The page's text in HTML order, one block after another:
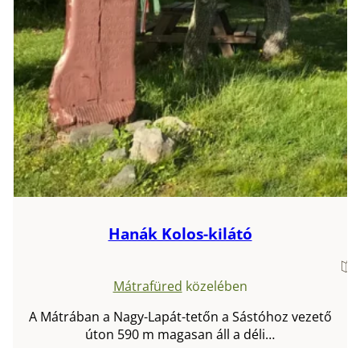
Hanák Kolos-kilátó
Mátrafüred közelében
A Mátrában a Nagy-Lapát-tetőn a Sástóhoz vezető
úton 590 m magasan áll a déli…